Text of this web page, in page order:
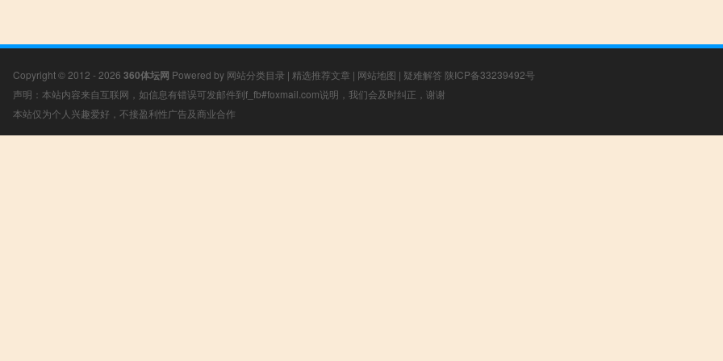
Copyright © 2012 - 2026 360体坛网 Powered by 网站分类目录 | 精选推荐文章 | 网站地图 | 疑难解答 陕ICP备33239492号
声明：本站内容来自互联网，如信息有错误可发邮件到f_fb#foxmail.com说明，我们会及时纠正，谢谢
本站仅为个人兴趣爱好，不接盈利性广告及商业合作